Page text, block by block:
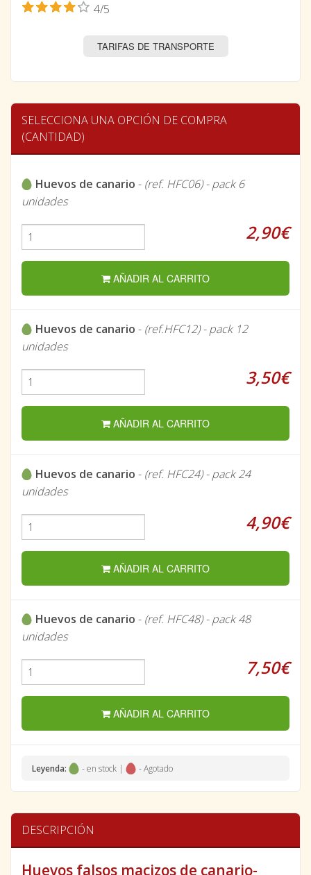
4/5
TARIFAS DE TRANSPORTE
SELECCIONA UNA OPCIÓN DE COMPRA
(CANTIDAD)
Huevos de canario - (ref. HFC06) - pack 6
unidades
2,90€
AÑADIR AL CARRITO
Huevos de canario - (ref.HFC12) - pack 12
unidades
3,50€
AÑADIR AL CARRITO
Huevos de canario - (ref. HFC24) - pack 24
unidades
4,90€
AÑADIR AL CARRITO
Huevos de canario - (ref. HFC48) - pack 48
unidades
7,50€
AÑADIR AL CARRITO
Leyenda: - en stock | - Agotado
DESCRIPCIÓN
Huevos falsos macizos de canario-